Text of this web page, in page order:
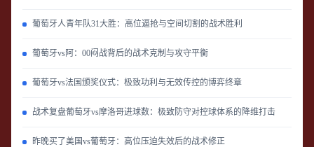
葡萄牙人青年队31大胜：高位逼抢与空间切割的战术胜利
葡萄牙vs阿：00闷战背后的战术克制与攻守平衡
葡萄牙vs法国颁奖仪式：极致功利与无效传控的博弈终章
战术复盘葡萄牙vs摩洛哥进球数：极致防守对控球体系的降维打击
昨晚买了美国vs葡萄牙：高位压迫失效后的战术修正